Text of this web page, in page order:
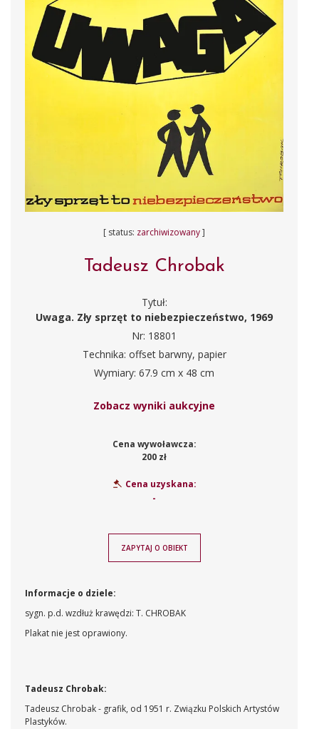
[ status: zarchiwizowany]
Tadeusz Chrobak
Tytuł:
Uwaga. Zły sprzęt to niebezpieczeństwo, 1969
Nr: 18801
Technika: offset barwny, papier
Wymiary: 67.9 cm x 48 cm
Zobacz wyniki aukcyjne
Cena wywoławcza:
200 zł
Cena uzyskana:
-
ZAPYTAJ O OBIEKT
Informacje o dziele:
sygn. p.d. wzdłuż krawędzi: T. CHROBAK
Plakat nie jest oprawiony.
Tadeusz Chrobak:
Tadeusz Chrobak - grafik, od 1951 r. Związku Polskich Artystów
Plastyków.